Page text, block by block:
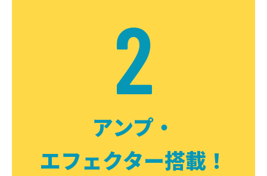
2
アンプ・
エフェクター搭載！